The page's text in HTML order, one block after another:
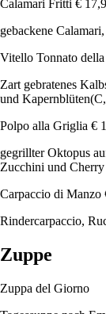
Calamari Fritti €
gebackene
Vitello Tonnato della
Zart gebratenes
und Kapernblüten
Polpo alla Griglia €
gegrillter Oktopus
Zucchini und Cherry
Carpaccio di Manzo
Rindercarpaccio,
Zuppe
Zuppa del Giorno